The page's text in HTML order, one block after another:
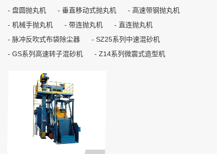
盘圆抛丸机
垂直移动式抛丸机
高速带钢抛丸机
机械手抛丸机
带连抛丸机
直连抛丸机
脉冲反吹式布袋除尘器
SZ25系列中速混砂机
GS系列高速转子混砂机
Z14系列微震式造型机